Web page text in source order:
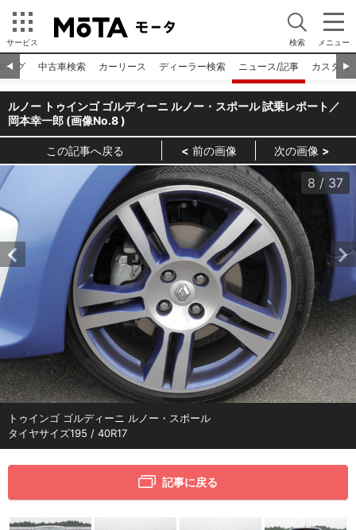
サービス 検索 メニュー
◀︎ ▶︎
ログ 中古車検索 カーリース ディーラー検索 ニュース/記事 カスタム
ルノー トゥインゴ ゴルディーニ ルノー・スポール 試乗レポート／
岡本幸一郎 (画像No.8)
この記事へ戻る 前の画像 次の画像
トゥインゴ ゴルディーニ ルノー・スポール
タイヤサイズ195 / 40R17
8 / 37
記事に戻る